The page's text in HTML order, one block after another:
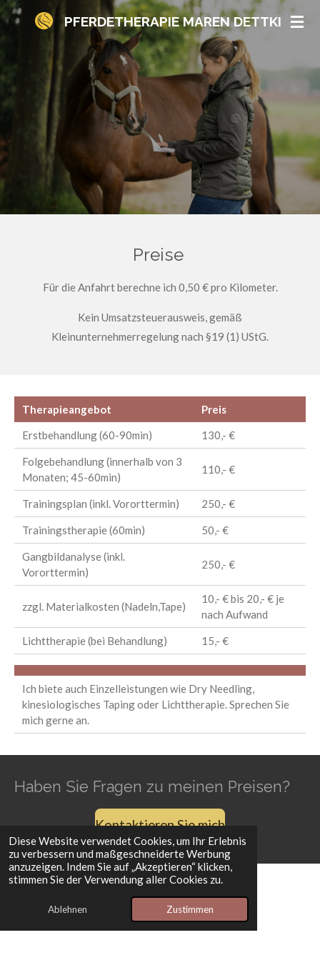
Diese Website verwendet Cookies, um Ihr Erlebnis
zu verbessern und maßgeschneiderte Werbung
anzuzeigen. Indem Sie auf „Akzeptieren“ klicken,
stimmen Sie der Verwendung aller Cookies zu.
Ablehnen Zustimmen
Zum
Hauptinhalt
PFERDETHERAPIE MAREN DETTKI
Preise
Für die Anfahrt berechne ich 0,50 € pro Kilometer.
Kein Umsatzsteuerausweis, gemäß
Kleinunternehmerregelung nach §19 (1) UStG.
Therapieangebot
Preis
Erstbehandlung (60-90min)
130,- €
Folgebehandlung (innerhalb von 3
Monaten; 45-60min)
110,- €
Trainingsplan (inkl. Vororttermin) 250,- €
Trainingstherapie (60min) 50,- €
Gangbildanalyse (inkl.
Vororttermin)
250,- €
zzgl. Materialkosten (Nadeln,Tape)
10,- € bis 20,- € je
nach Aufwand
Lichttherapie (bei Behandlung) 15,- €
Ich biete auch Einzelleistungen wie Dry Needling,
kinesiologisches Taping oder Lichttherapie. Sprechen Sie
mich gerne an.
Haben Sie Fragen zu meinen Preisen?
Kontaktieren Sie mich
Impressum & Datenschutzerklärung
© 2025 - 2026 marendettki.de